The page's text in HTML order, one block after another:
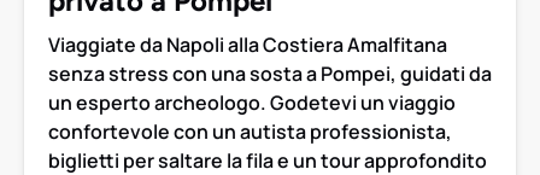
Viaggiate da Napoli alla Costiera Amalfitana
senza stress con una sosta a Pompei, guidati da
un esperto archeologo. Godetevi un viaggio
confortevole con un autista professionista,
biglietti per saltare la fila e un tour approfondito